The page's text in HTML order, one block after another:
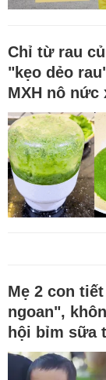
Chỉ từ rau
"kẹo dẻo
MXH nô
Mẹ 2 con
ngoan",
hội bỉm sữa